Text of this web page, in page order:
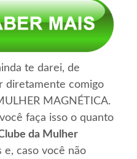
te darei, de
diretamente comigo
MAGNÉTICA.
faça isso o quanto
da Mulher
e, caso você não